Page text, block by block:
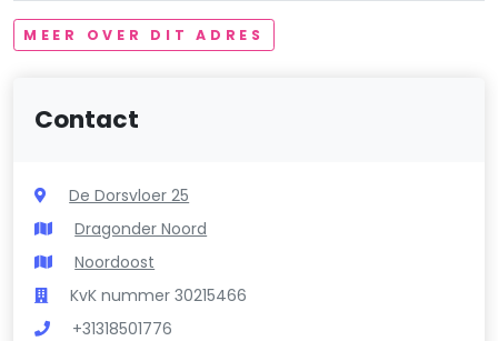
MEER OVER DIT ADRES
Contact
De Dorsvloer 25
Dragonder Noord
Noordoost
KvK nummer 30215466
+31318501776